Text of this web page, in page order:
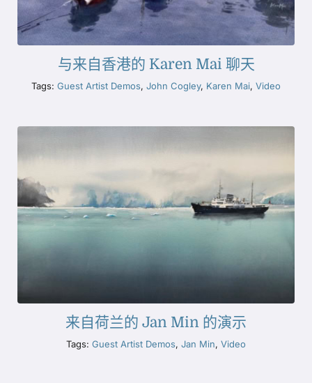
与来自香港的 Karen Mai 聊天
Tags: Guest Artist Demos, John Cogley, Karen Mai, Video
来自荷兰的 Jan Min 的演示
Tags: Guest Artist Demos, Jan Min, Video